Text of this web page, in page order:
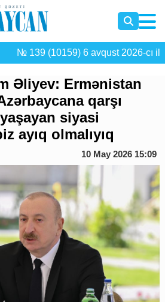
№ 139 (10159) 6 avqust 2026-cı il
Əliyev: Ermənistan
qarşı
siyasi
ayıq olmalıyıq
10 May 2026 15:09